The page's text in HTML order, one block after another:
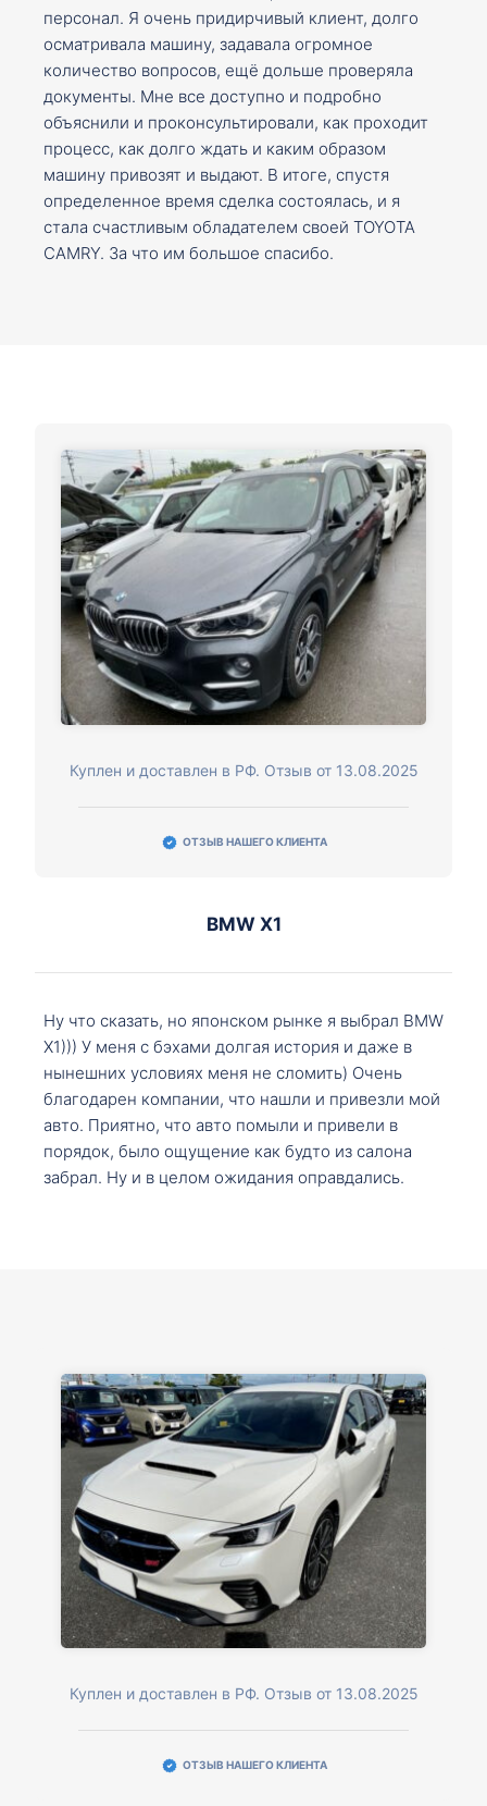
персонал. Я очень придирчивый клиент, долго
осматривала машину, задавала огромное
количество вопросов, ещё дольше проверяла
документы. Мне все доступно и подробно
объяснили и проконсультировали, как проходит
процесс, как долго ждать и каким образом
машину привозят и выдают. В итоге, спустя
определенное время сделка состоялась, и я
стала счастливым обладателем своей TOYOTA
CAMRY. За что им большое спасибо.
Куплен и доставлен в РФ. Отзыв от 13.08.2025
ОТЗЫВ НАШЕГО КЛИЕНТА
BMW X1
Ну что сказать, но японском рынке я выбрал BMW
X1))) У меня с бэхами долгая история и даже в
нынешних условиях меня не сломить) Очень
благодарен компании, что нашли и привезли мой
авто. Приятно, что авто помыли и привели в
порядок, было ощущение как будто из салона
забрал. Ну и в целом ожидания оправдались.
Куплен и доставлен в РФ. Отзыв от 13.08.2025
ОТЗЫВ НАШЕГО КЛИЕНТА